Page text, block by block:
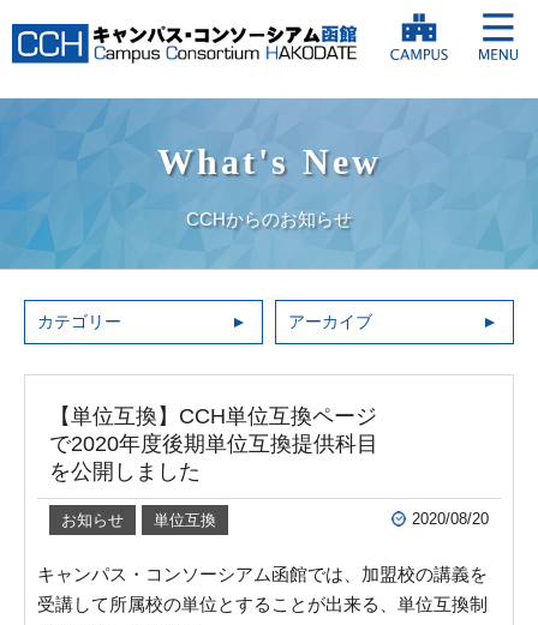
What's New
CCHからのお知らせ
カテゴリー アーカイブ
【単位互換】CCH単位互換ページ
で2020年度後期単位互換提供科目
を公開しました
お知らせ 単位互換 2020/08/20
キャンパス・コンソーシアム函館では、加盟校の講義を
受講して所属校の単位とすることが出来る、単位互換制